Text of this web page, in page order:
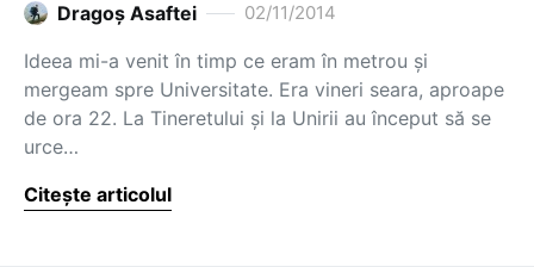
Dragoş Asaftei 02/11/2014
Ideea mi-a venit în timp ce eram în metrou și
mergeam spre Universitate. Era vineri seara, aproape
de ora 22. La Tineretului și la Unirii au început să se
urce…
Citește articolul